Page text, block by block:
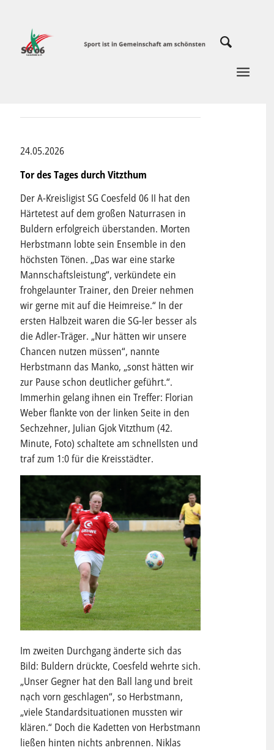
24.05.2026
Tor des Tages durch Vitzthum
Der A-Kreisligist SG Coesfeld 06 II hat den
Härtetest auf dem großen Naturrasen in
Buldern erfolgreich überstanden. Morten
Herbstmann lobte sein Ensemble in den
höchsten Tönen. „Das war eine starke
Mannschaftsleistung“, verkündete ein
frohgelaunter Trainer, den Dreier nehmen
wir gerne mit auf die Heimreise.“ In der
ersten Halbzeit waren die SG-ler besser als
die Adler-Träger. „Nur hätten wir unsere
Chancen nutzen müssen“, nannte
Herbstmann das Manko, „sonst hätten wir
zur Pause schon deutlicher geführt.“.
Immerhin gelang ihnen ein Treffer: Florian
Weber flankte von der linken Seite in den
Sechzehner, Julian Gjok Vitzthum (42.
Minute, Foto) schaltete am schnellsten und
traf zum 1:0 für die Kreisstädter.
Im zweiten Durchgang änderte sich das
Bild: Buldern drückte, Coesfeld wehrte sich.
„Unser Gegner hat den Ball lang und breit
nạch vorn geschlagen“, so Herbstmann,
„viele Standardsituationen mussten wir
klären.“ Doch die Kadetten von Herbstmann
ließen hinten nichts anbrennen. Niklas